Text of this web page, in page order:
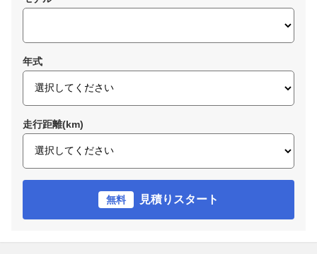
年式
走行距離(km)
無料 見積りスタート